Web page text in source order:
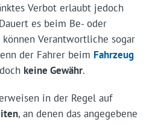
Verbot erlaubt jedoch
es beim Be- oder
Verantwortliche sogar
der Fahrer beim Fahrzeug
keine Gewähr.
in der Regel auf
, an denen das angegebene